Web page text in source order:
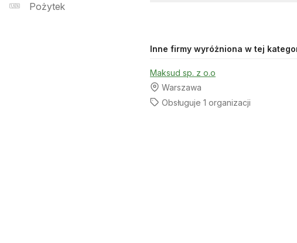
Pożytek
Inne firmy wyróżniona w tej
Maksud sp. z o.o
Warszawa
Obsługuje 1 organizacji